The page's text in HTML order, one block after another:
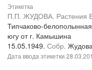
Этикетка
П.П. ЖУДОВА. Растения
Типчаково-
югу от г. Камышина
15.05.1949. Собр.
Дата ввода этикетки